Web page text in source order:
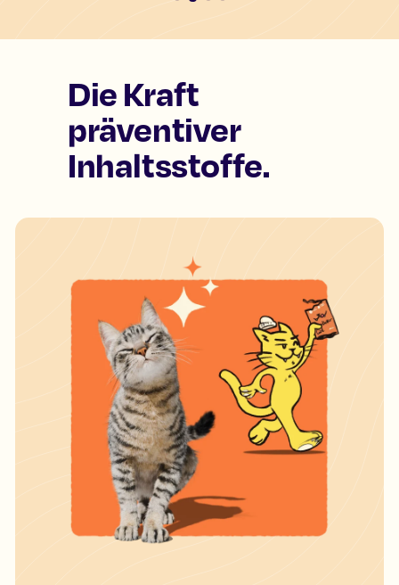
Die Kraft
präventiver
Inhaltsstoffe.